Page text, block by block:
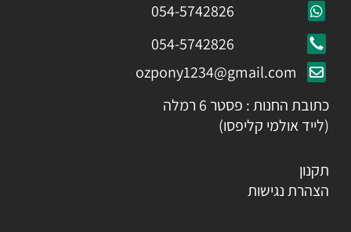
054-5742826
054-5742826
ozpony1234@gmail.com
כתובת החנות : פסטר 6 רמלה
(לייד אולמי קליפסו)
תקנון
הצהרת נגישות